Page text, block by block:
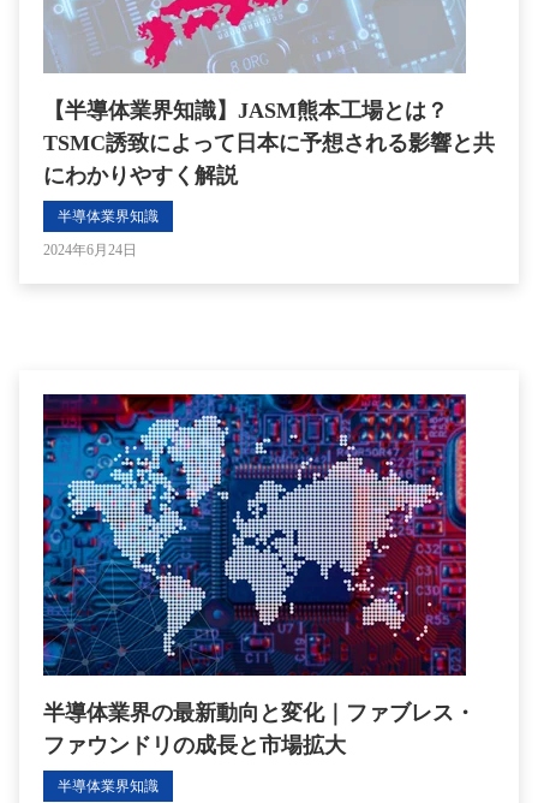
【半導体業界知識】JASM熊本工場とは？
TSMC誘致によって日本に予想される影響と共
にわかりやすく解説
半導体業界知識
2024年6月24日
半導体業界の最新動向と変化｜ファブレス・
ファウンドリの成長と市場拡大
半導体業界知識